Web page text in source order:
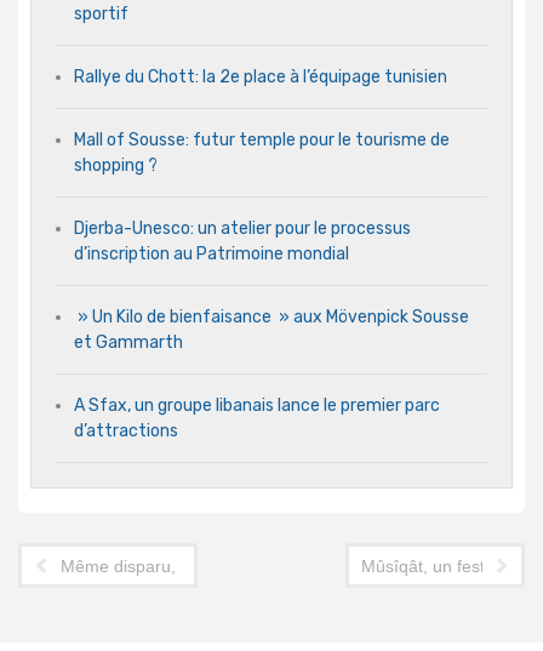
sportif
Rallye du Chott: la 2e place à l’équipage tunisien
Mall of Sousse: futur temple pour le tourisme de
shopping ?
Djerba-Unesco: un atelier pour le processus
d’inscription au Patrimoine mondial
» Un Kilo de bienfaisance » aux Mövenpick Sousse
et Gammarth
A Sfax, un groupe libanais lance le premier parc
d’attractions
Même disparu, Bourguiba œuvre encore pour le tourisme
Mûsîqât, un festival